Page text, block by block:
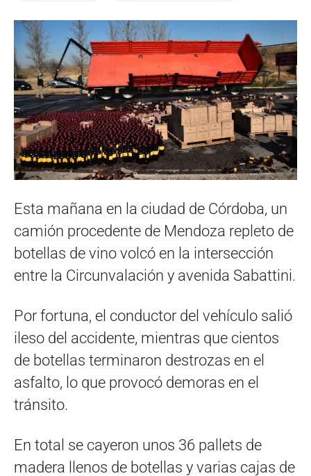
Esta mañana en la ciudad de Córdoba, un
camión procedente de Mendoza repleto de
botellas de vino volcó en la intersección
entre la Circunvalación y avenida Sabattini.
Por fortuna, el conductor del vehículo salió
ileso del accidente, mientras que cientos
de botellas terminaron destrozas en el
asfalto, lo que provocó demoras en el
tránsito.
En total se cayeron unos 36 pallets de
madera llenos de botellas y varias cajas de